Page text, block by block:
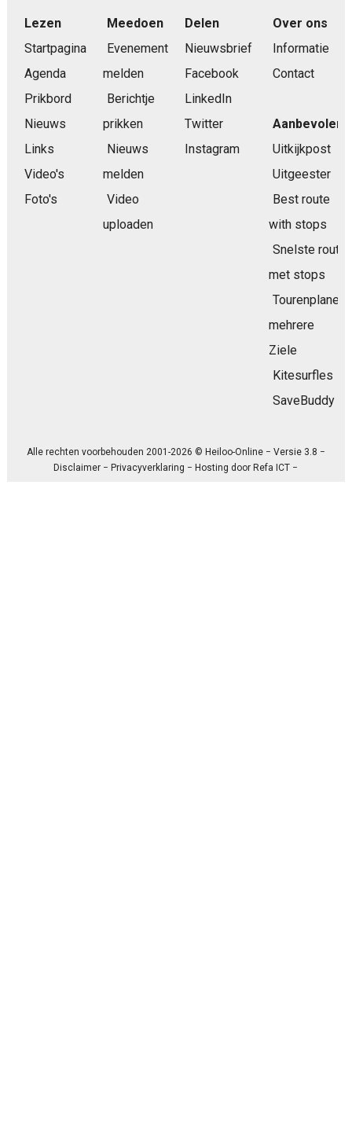
Lezen
Startpagina
Agenda
Prikbord
Nieuws
Links
Video's
Foto's
Meedoen
Evenement
melden
Berichtje
prikken
Nieuws
melden
Video
uploaden
Delen
Nieuwsbrief
Facebook
LinkedIn
Twitter
Instagram
Over ons
Informatie
Contact
Aanbevolen
Uitkijkpost
Uitgeester
Best route
with stops
Snelste route
met stops
Tourenplaner
mehrere
Ziele
Kitesurfles
SaveBuddy
Alle rechten voorbehouden 2001-2026 © Heiloo-Online − Versie 3.8 −
Disclaimer −Privacyverklaring − Hosting doorRefa ICT −